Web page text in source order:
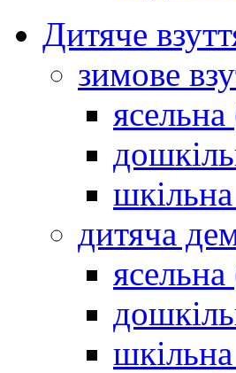
Дитяче
зимове
дитяча